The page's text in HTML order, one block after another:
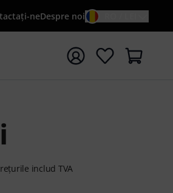
neDespre noi
de căutare {searchTerm}
includ TVA